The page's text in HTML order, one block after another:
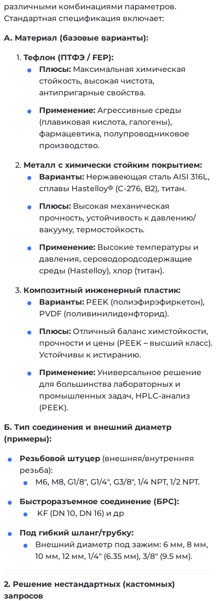
различными комбинациями параметров.
Стандартная спецификация включает:
A. Материал (базовые варианты):
Тефлон (ПТФЭ / FEP):
Плюсы: Максимальная химическая
стойкость, высокая чистота,
антипригарные свойства.
Применение: Агрессивные среды
(плавиковая кислота, галогены),
фармацевтика, полупроводниковое
производство.
Металл с химически стойким покрытием:
Варианты: Нержавеющая сталь AISI 316L,
сплавы Hastelloy® (C-276, B2), титан.
Плюсы: Высокая механическая
прочность, устойчивость к давлению/
вакууму, термостойкость.
Применение: Высокие температуры и
давления, сероводородсодержащие
среды (Hastelloy), хлор (титан).
Композитный инженерный пластик:
Варианты: PEEK (полиэфирэфиркетон),
PVDF (поливинилиденфторид).
Плюсы: Отличный баланс химстойкости,
прочности и цены (PEEK – высший класс).
Устойчивы к истиранию.
Применение: Универсальное решение
для большинства лабораторных и
промышленных задач, HPLC-анализ
(PEEK).
Б. Тип соединения и внешний диаметр
(примеры):
Резьбовой штуцер (внешняя/внутренняя
резьба):
М6, M8, G1/8", G1/4", G3/8", 1/4 NPT, 1/2 NPT.
Быстроразъемное соединение (БРС):
KF (DN 10, DN 16) и др
Под гибкий шланг/трубку:
Внешний диаметр под зажим: 6 мм, 8 мм,
10 мм, 12 мм, 1/4" (6.35 мм), 3/8" (9.5 мм).
2. Решение нестандартных (кастомных)
запросов